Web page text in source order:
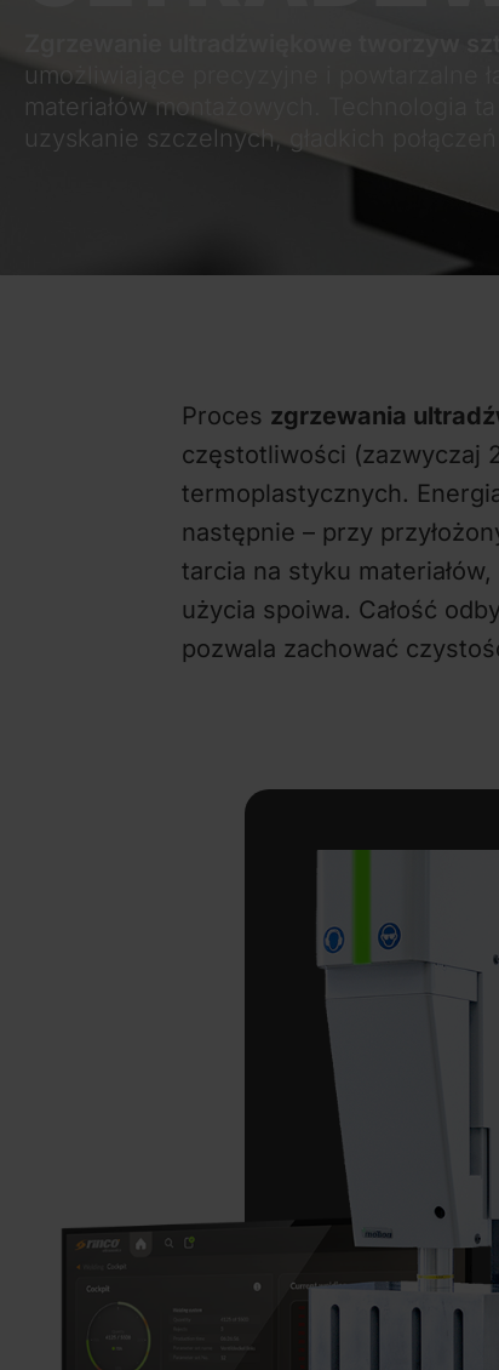
umożliwiające precyzyjne i powtarzalne
materiałów montażowych. Technologia
uzyskanie szczelnych, gładkich
Proces zgrzewania
częstotliwości (zazwyczaj
termoplastycznych.
następnie – przy
tarcia na styku
użycia spoiwa. Całość
pozwala zachować